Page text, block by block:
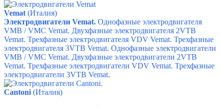
Vemat (Италия)
Электродвигатели Vemat. Однофазные электродвигателя
VMB / VMC Vemat. Двухфазные электродвигателя 2VTB
Vemat. Трехфазные электродвигателя VDV Vemat. Трехфазные
электродвигателя 3VTB Vemat. Однофазные электродвигатели
VMB / VMC Vemat. Двухфазные электродвигатели 2VTB
Vemat. Трехфазные электродвигатели VDV Vemat. Трехфазные
электродвигатели 3VTB Vemat.
Сantoni (Италия)